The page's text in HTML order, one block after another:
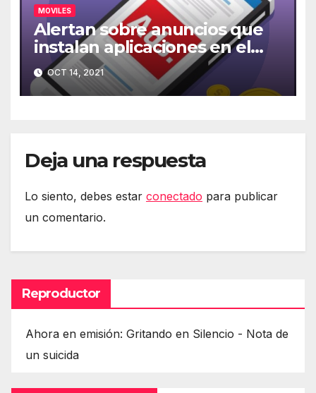
MOVILES
Alertan sobre anuncios que
instalan aplicaciones en el
móvil
OCT 14, 2021
Deja una respuesta
Lo siento, debes estar conectado para publicar
un comentario.
Reproductor
Ahora en emisión: Gritando en Silencio - Nota de
un suicida